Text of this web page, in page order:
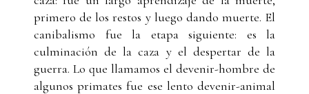
primero de los restos y luego dando muerte. El
canibalismo fue la etapa siguiente: es la
culminación de la caza y el despertar de la
guerra. Lo que llamamos el devenir-hombre de
algunos primates fue ese lento devenir-animal